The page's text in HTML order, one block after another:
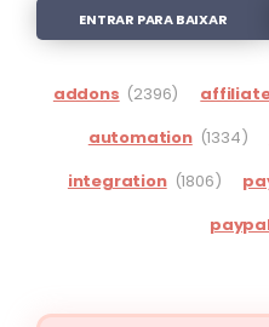
ENTRAR PARA BAIXAR
addons (2396)
automation (1334)
integration (1806)